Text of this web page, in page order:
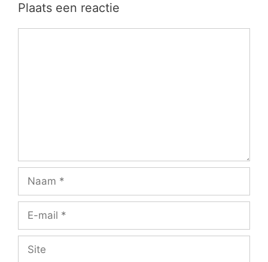
Plaats een reactie
Naam
Site